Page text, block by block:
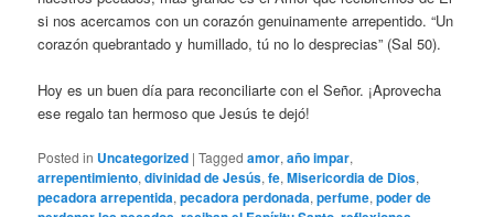
si nos acercamos con un corazón genuinamente arrepentido. “Un
corazón quebrantado y humillado, tú no lo desprecias” (Sal 50).
Hoy es un buen día para reconciliarte con el Señor. ¡Aprovecha
ese regalo tan hermoso que Jesús te dejó!
Posted in Uncategorized |Tagged amor,año impar,
arrepentimiento,divinidad de Jesús,fe,Misericordia de Dios,
pecadora arrepentida,pecadora perdonada,perfume,poder de